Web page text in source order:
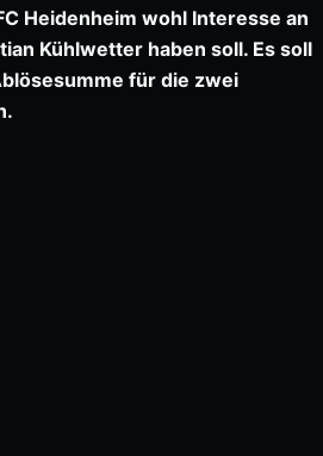
Heidenheim wohl Interesse an
Kühlwetter haben soll. Es soll
für die zwei